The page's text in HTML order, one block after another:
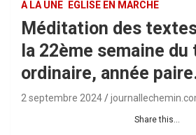
A LA UNE EGLISE EN MARCHE
Méditation des
la 22ème semaine du
ordinaire, année
2 septembre 2024
Share this...